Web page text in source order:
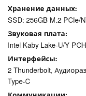
Хранение данных
SSD: 256GB M.2 PCIe/​
Звуковая плата
Intel Kaby Lake-U/Y
Интерфейсы
2 Thunderbolt,
Type-C